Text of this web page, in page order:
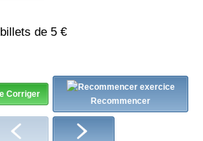
billets de 5 €
Corriger
Recommencer